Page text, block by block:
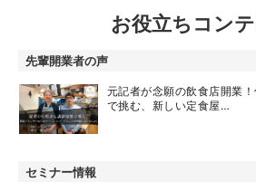
お役立ちコン
先輩開業者の声
元記者が念願の飲食店開業
で挑む、新しい定食屋…
セミナー情報